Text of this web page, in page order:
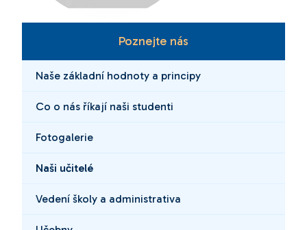
Poznejte nás
Naše základní hodnoty a principy
Co o nás říkají naši studenti
Fotogalerie
Naši učitelé
Vedení školy a administrativa